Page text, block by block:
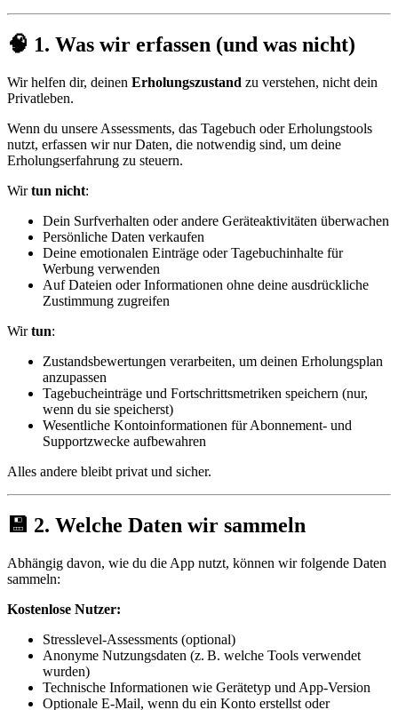
🧠 1. Was wir erfassen (und was nicht)
Wir helfen dir, deinen Erholungszustand zu verstehen, nicht dein
Privatleben.
Wenn du unsere Assessments, das Tagebuch oder Erholungstools
nutzt, erfassen wir nur Daten, die notwendig sind, um deine
Erholungserfahrung zu steuern.
Wirtun nicht:
Dein Surfverhalten oder andere Geräteaktivitäten überwachen
Persönliche Daten verkaufen
Deine emotionalen Einträge oder Tagebuchinhalte für
Werbung verwenden
Auf Dateien oder Informationen ohne deine ausdrückliche
Zustimmung zugreifen
Wirtun:
Zustandsbewertungen verarbeiten, um deinen Erholungsplan
anzupassen
Tagebucheinträge und Fortschrittsmetriken speichern (nur,
wenn du sie speicherst)
Wesentliche Kontoinformationen für Abonnement- und
Supportzwecke aufbewahren
Alles andere bleibt privat und sicher.
💾 2. Welche Daten wir sammeln
Abhängig davon, wie du die App nutzt, können wir folgende Daten
sammeln:
Kostenlose Nutzer:
Stresslevel-Assessments (optional)
Anonyme Nutzungsdaten (z. B. welche Tools verwendet
wurden)
Technische Informationen wie Gerätetyp und App-Version
Optionale E-Mail, wenn du ein Konto erstellst oder